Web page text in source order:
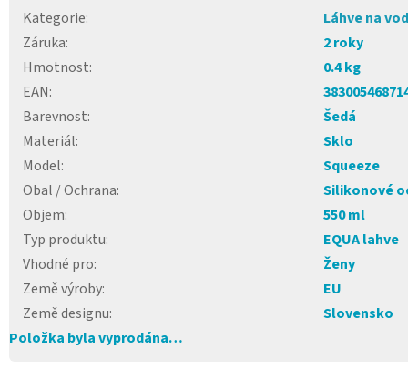
Kategorie:
Láhve na
Záruka:
2 roky
Hmotnost:
0.4 kg
EAN:
Barevnost:
Šedá
Materiál:
Sklo
Model:
Squeeze
Obal / Ochrana:
Silikonové
Objem:
550 ml
Typ produktu:
EQUA lahve
Vhodné pro:
Ženy
Země výroby:
EU
Země designu:
Slovensko
Položka byla vyprodána…